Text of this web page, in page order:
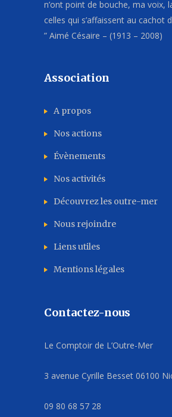
n’ont point de bouche, ma voix,
celles qui s’affaissent au cachot
” Aimé Césaire – (1913 – 2008)
Association
A propos
Nos actions
Évènements
Nos activités
Découvrez les outre-mer
Nous rejoindre
Liens utiles
Mentions légales
Contactez-nous
Le Comptoir de L’Outre-Mer
3 avenue Cyrille Besset 06100
09 80 68 57 28